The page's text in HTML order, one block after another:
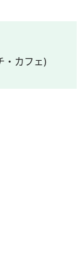
・カフェ)